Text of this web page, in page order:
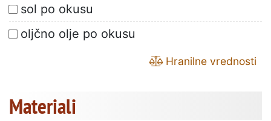
sol po okusu
oljčno olje po okusu
Hranilne vrednosti
Materiali